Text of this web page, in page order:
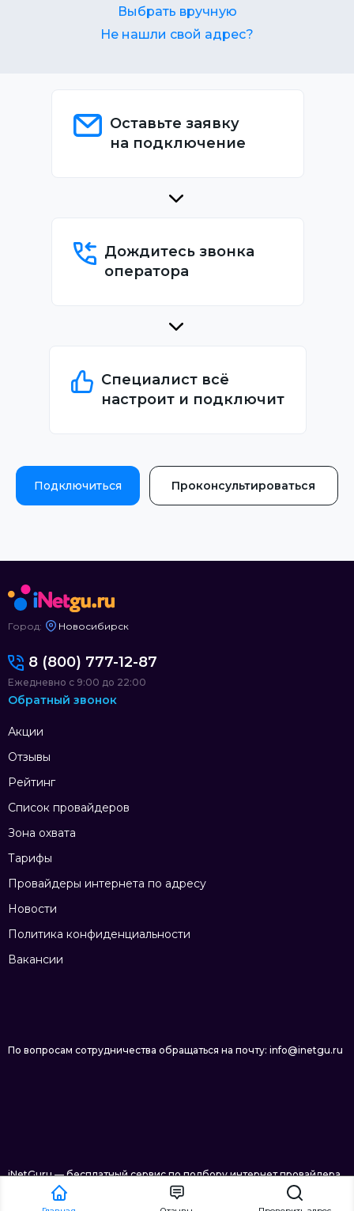
Выбрать вручную
Не нашли свой адрес?
Оставьте заявку
на подключение
Дождитесь звонка
оператора
Специалист всё
настроит и подключит
Подключиться Проконсультироваться
Город: Новосибирск
Акции
Отзывы
Рейтинг
Список провайдеров
Зона охвата
Тарифы
Провайдеры интернета по адресу
Новости
Политика конфиденциальности
Вакансии
8 (800) 777-12-87
Ежедневно с 9:00 до 22:00
Обратный звонок
По вопросам сотрудничества обращаться на почту: info@inetgu.ru
iNetGuru — бесплатный сервис по подбору интернет провайдера
в Новосибирске © 2026